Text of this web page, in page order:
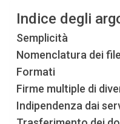
Indice degli
Semplicità
Nomenclatura dei file
Formati
Firme multiple di
Indipendenza dai